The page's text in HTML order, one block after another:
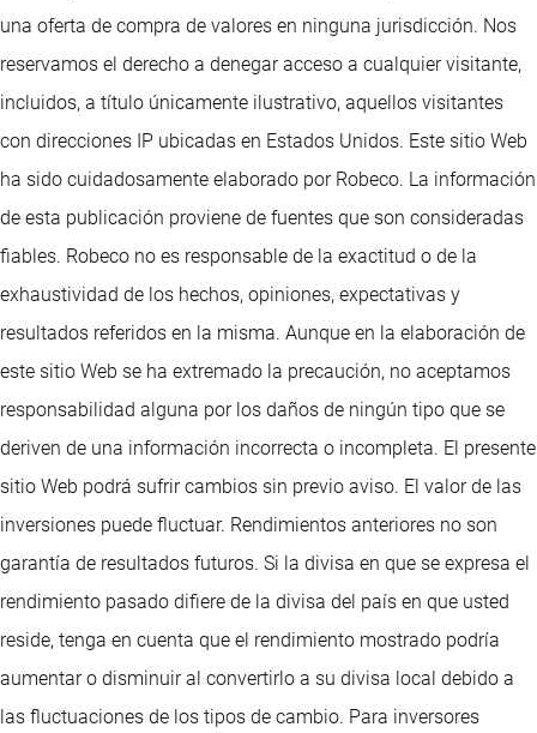
una oferta de compra de valores en ninguna jurisdicción. Nos
reservamos el derecho a denegar acceso a cualquier visitante,
incluidos, a título únicamente ilustrativo, aquellos visitantes
con direcciones IP ubicadas en Estados Unidos. Este sitio Web
ha sido cuidadosamente elaborado por Robeco. La información
de esta publicación proviene de fuentes que son consideradas
fiables. Robeco no es responsable de la exactitud o de la
exhaustividad de los hechos, opiniones, expectativas y
resultados referidos en la misma. Aunque en la elaboración de
este sitio Web se ha extremado la precaución, no aceptamos
responsabilidad alguna por los daños de ningún tipo que se
deriven de una información incorrecta o incompleta. El presente
sitio Web podrá sufrir cambios sin previo aviso. El valor de las
inversiones puede fluctuar. Rendimientos anteriores no son
garantía de resultados futuros. Si la divisa en que se expresa el
rendimiento pasado difiere de la divisa del país en que usted
reside, tenga en cuenta que el rendimiento mostrado podría
aumentar o disminuir al convertirlo a su divisa local debido a
las fluctuaciones de los tipos de cambio. Para inversores